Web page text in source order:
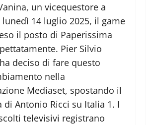
un vicequestore a
lunedì 14 luglio 2025, il game
il posto di Paperissima
Pier Silvio
deciso di fare questo
nella
Mediaset, spostando il
di Antonio Ricci su Italia 1. I
televisivi registrano